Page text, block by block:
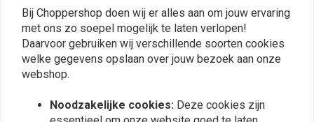
Ben
Top geregeld, snelle verzending, product
past en ziet er goed uit
Mooie chromen
oldtimer
Bij Choppershop doen wij er alles aan om jouw ervaring
met ons zo soepel mogelijk te laten verlopen!
Daarvoor gebruiken wij verschillende soorten cookies
welke gegevens opslaan over jouw bezoek aan onze
webshop.
Noodzakelijke cookies: Deze cookies zijn